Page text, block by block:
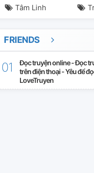
Tâm Linh
FRIENDS
Đọc truyện online - Đọc
trên điện thoại - Yêu để
LoveTruyen